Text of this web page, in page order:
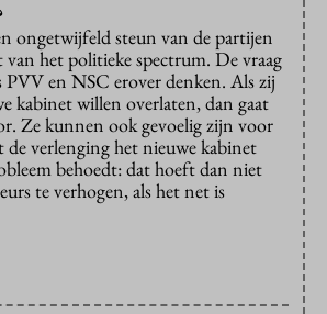
ongetwijfeld steun van de partijen
van het politieke spectrum. De vraag
PVV en NSC erover denken. Als zij
kabinet willen overlaten, dan gaat
Ze kunnen ook gevoelig zijn voor
de verlenging het nieuwe kabinet
behoedt: dat hoeft dan niet
te verhogen, als het net is